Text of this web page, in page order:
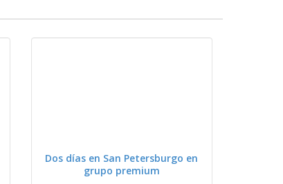
VER
Dos días en San Petersburgo en
grupo premium